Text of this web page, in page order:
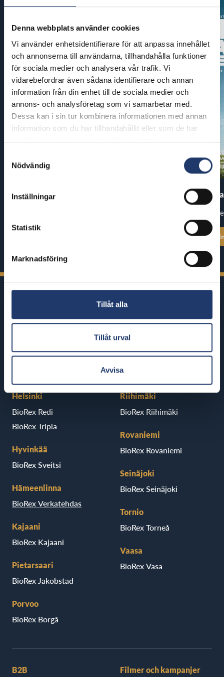
Denna webbplats använder cookies
Vi använder enhetsidentifierare för att anpassa innehållet
och annonserna till användarna, tillhandahålla funktioner
för sociala medier och analysera vår trafik. Vi
vidarebefordrar även sådana identifierare och annan
information från din enhet till de sociala medier och
annons- och analysföretag som vi samarbetar med.
Dessa kan i sin tur kombinera informationen med annan
information som du har tillhandahållit eller som de har
samlat in när du har använt deras tjänster.
Nödvändig
Inställningar
Statistik
Marknadsföring
Tillåt alla
Tillåt urval
Avvisa
Pirates of the Caribbean: At
World’s End
The End of
Premiär:
Se alla
BioRex har 12 biografer runt om i
Finland
Helsinki
BioRex Redi
BioRex Tripla
Hyvinkää
BioRex Sveitsi
Hämeenlinna
BioRex Verkatehdas
Kajaani
BioRex Kajaani
Pietarsaari
BioRex Jakobstad
Porvoo
BioRex Borgå
Riihimäki
BioRex Riihimäki
Rovaniemi
BioRex Rovaniemi
Seinäjoki
BioRex Seinäjoki
Tornio
BioRex Torneå
Vaasa
BioRex Vasa
B2B
Filmer och kampanjer